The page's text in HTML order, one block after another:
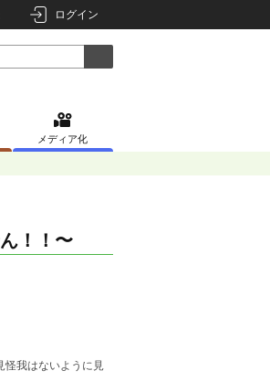
ログイン
メディア化
！！〜
怪我はないように見